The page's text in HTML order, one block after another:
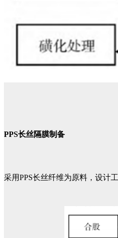
PPS长丝隔膜制备
采用PPS长丝纤维为原料，设计